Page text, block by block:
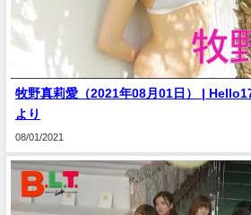
牧野真莉愛（2021年08月01日） |
より
08/01/2021